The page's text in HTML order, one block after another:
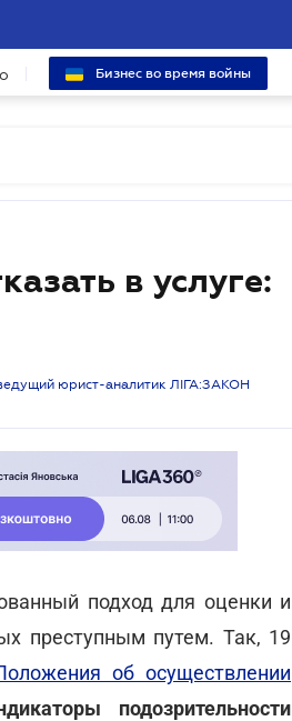
Бизнес во время войны
в услуге:
юрист-аналитик ЛІГА:ЗАКОН
подход для оценки и
преступным путем. Так, 19
об осуществлении
подозрительности